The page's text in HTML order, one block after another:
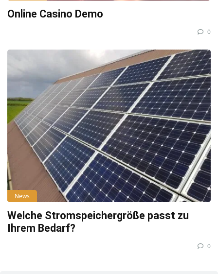
Online Casino Demo
0
News
Welche Stromspeichergröße passt zu
Ihrem Bedarf?
0